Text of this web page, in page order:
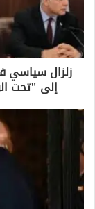
ت
ر
زلزال سياسي
إلى "تحت